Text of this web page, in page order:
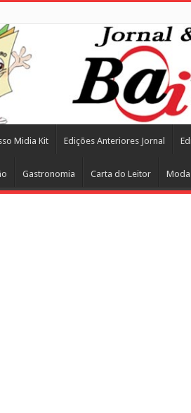
Midia Kit Edições Anteriores Jornal
Gastronomia Carta do Leitor Moda